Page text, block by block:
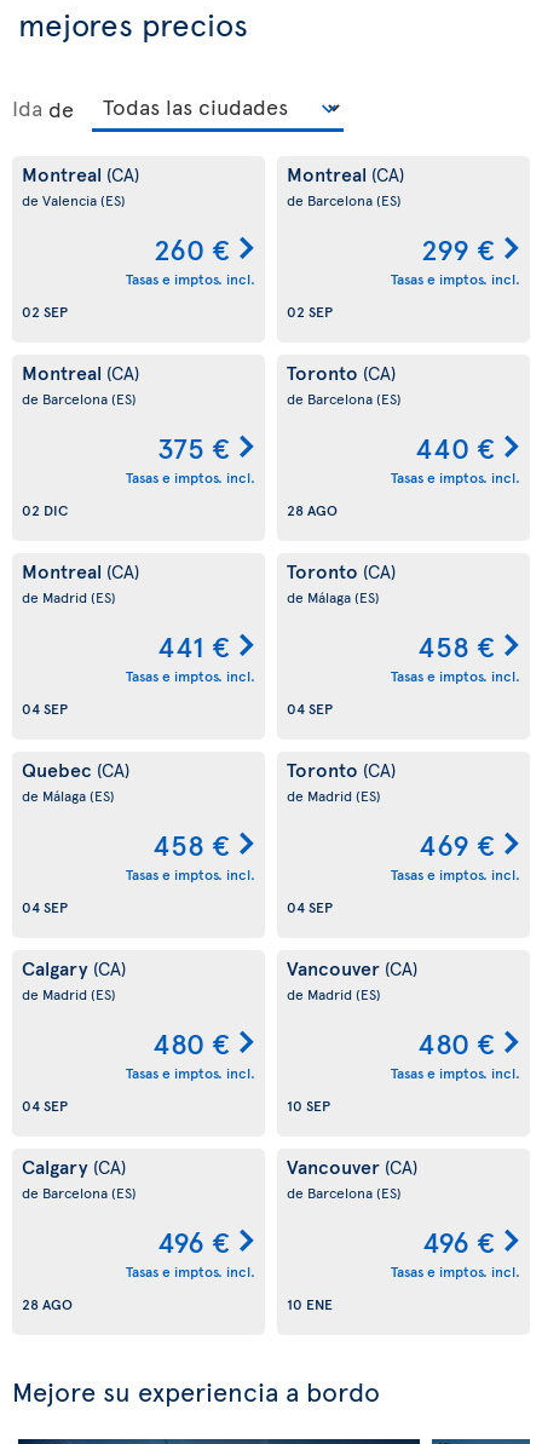
mejores precios
Ida de
Montreal (CA)
de Valencia(ES)
260 €
Tasas e imptos. incl.
02 SEP
Montreal (CA)
de Barcelona(ES)
299 €
Tasas e imptos. incl.
02 SEP
Montreal (CA)
de Barcelona(ES)
375 €
Tasas e imptos. incl.
02 DIC
Toronto (CA)
de Barcelona(ES)
440 €
Tasas e imptos. incl.
28 AGO
Montreal (CA)
de Madrid(ES)
441 €
Tasas e imptos. incl.
04 SEP
Toronto (CA)
de Málaga(ES)
458 €
Tasas e imptos. incl.
04 SEP
Quebec (CA)
de Málaga(ES)
458 €
Tasas e imptos. incl.
04 SEP
Toronto (CA)
de Madrid(ES)
469 €
Tasas e imptos. incl.
04 SEP
Calgary (CA)
de Madrid(ES)
480 €
Tasas e imptos. incl.
04 SEP
Vancouver (CA)
de Madrid(ES)
480 €
Tasas e imptos. incl.
10 SEP
Calgary (CA)
de Barcelona(ES)
496 €
Tasas e imptos. incl.
28 AGO
Vancouver (CA)
de Barcelona(ES)
496 €
Tasas e imptos. incl.
10 ENE
Mejore su experiencia a bordo